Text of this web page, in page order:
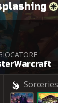
Sorceries